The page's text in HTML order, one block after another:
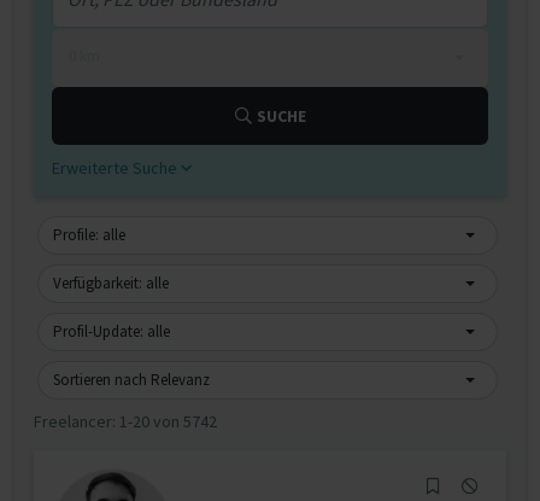
SUCHE
Erweiterte Suche
Profile: alle
Verfügbarkeit: alle
Profil-Update: alle
Sortieren nach Relevanz
Freelancer: 1-20 von 5742